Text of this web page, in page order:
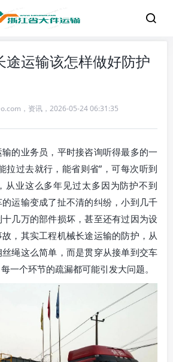
途运输该怎样做好防护
， 资讯 ， 2026-05-24 06:31:35
的业务员，平时接咨询听得最多的一
拉过去就行，能省则省”，可每次听到
从业这么多年见过太多因为防护不到
运输变成了扯不清的纠纷，小到几千
几万的部件损坏，甚至还有过因为设
，其实工程机械长途运输的防护，从
绳这么简单，而是贯穿从接单到交车
一个环节的疏漏都可能引发大问题。